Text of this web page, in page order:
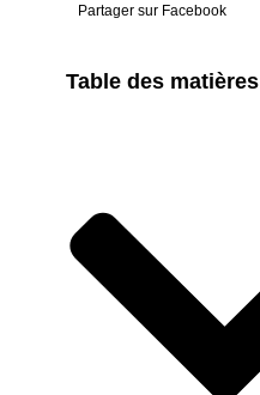
Partager sur Facebook
Table des matières